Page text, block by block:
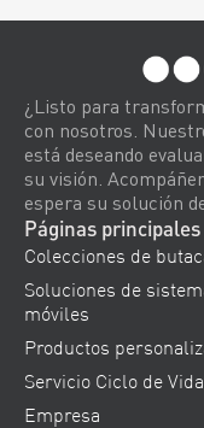
¿Listo para
con nosotros.
está deseando
su visión.
espera su solución
Páginas principales
Colecciones de
Soluciones de
móviles
Productos
Servicio Ciclo de Vida
Empresa